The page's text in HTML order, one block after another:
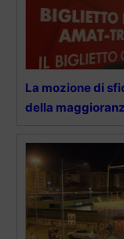
La mozione di
della